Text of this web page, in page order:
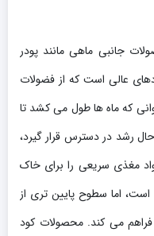
جانبی ماهی مانند پودر
عالی است که از فضولات
که ماه ها طول می کشد تا
رشد در دسترس قرار گیرد،
مغذی سریعی را برای خاک
اما سطوح پایین تری از
می کند. محصولات کود